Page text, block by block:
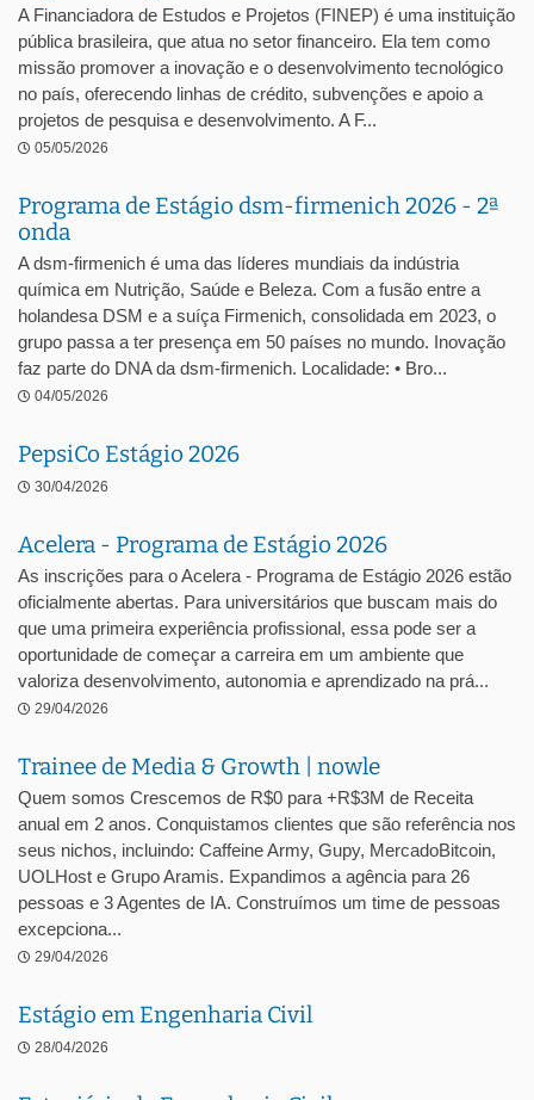
A Financiadora de Estudos e Projetos (FINEP) é uma instituição
pública brasileira, que atua no setor financeiro. Ela tem como
missão promover a inovação e o desenvolvimento tecnológico
no país, oferecendo linhas de crédito, subvenções e apoio a
projetos de pesquisa e desenvolvimento. A F...
05/05/2026
Programa de Estágio dsm-firmenich 2026 - 2ª
onda
A dsm-firmenich é uma das líderes mundiais da indústria
química em Nutrição, Saúde e Beleza. Com a fusão entre a
holandesa DSM e a suíça Firmenich, consolidada em 2023, o
grupo passa a ter presença em 50 países no mundo. Inovação
faz parte do DNA da dsm-firmenich. Localidade: • Bro...
04/05/2026
PepsiCo Estágio 2026
30/04/2026
Acelera - Programa de Estágio 2026
As inscrições para o Acelera - Programa de Estágio 2026 estão
oficialmente abertas. Para universitários que buscam mais do
que uma primeira experiência profissional, essa pode ser a
oportunidade de começar a carreira em um ambiente que
valoriza desenvolvimento, autonomia e aprendizado na prá...
29/04/2026
Trainee de Media & Growth | nowle
Quem somos Crescemos de R$0 para +R$3M de Receita
anual em 2 anos. Conquistamos clientes que são referência nos
seus nichos, incluindo: Caffeine Army, Gupy, MercadoBitcoin,
UOLHost e Grupo Aramis. Expandimos a agência para 26
pessoas e 3 Agentes de IA. Construímos um time de pessoas
excepciona...
29/04/2026
Estágio em Engenharia Civil
28/04/2026